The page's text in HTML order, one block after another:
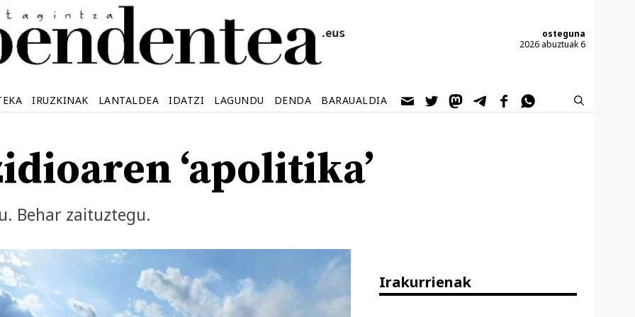
osteguna
2026 abuztuak 6
IRUZKINAK LANTALDEA IDATZI LAGUNDU DENDA BARAUALDIA
‘apolitika’
Behar zaituztegu.
Irakurrienak